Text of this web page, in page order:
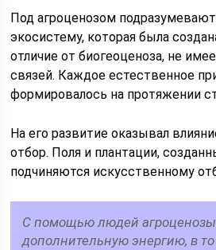
Под агроценозом
экосистему, которая была
отличие от биогеоценоза, не
связей. Каждое естественное
формировалось на протяжении
На его развитие оказывал
отбор. Поля и плантации,
подчиняются искусственному
С помощью людей
дополнительную энергию, в